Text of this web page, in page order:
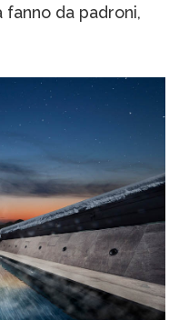
da padroni,